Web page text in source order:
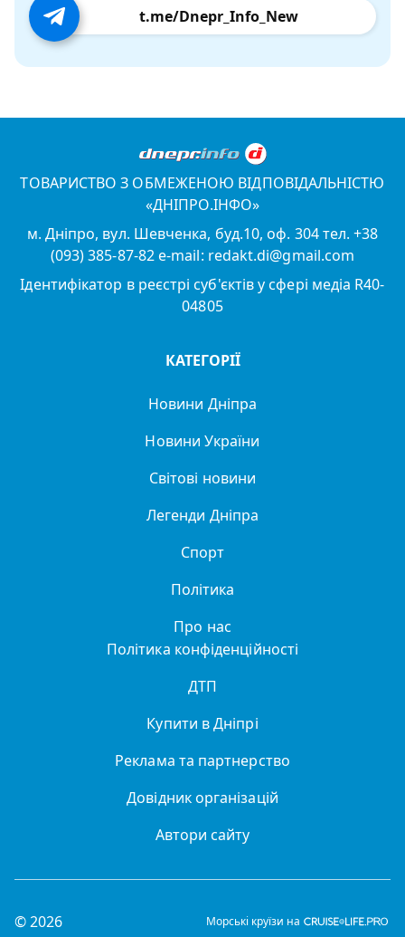
t.me/Dnepr_Info_New
ТОВАРИСТВО З ОБМЕЖЕНОЮ ВІДПОВІДАЛЬНІСТЮ
«ДНІПРО.ІНФО»
м. Дніпро, вул. Шевченка, буд.10, оф. 304 тел. +38
(093) 385-87-82 e-mail: redakt.di@gmail.com
Ідентифікатор в реєстрі суб'єктів у сфері медіа R40-
04805
КАТЕГОРІЇ
Новини Дніпра
Новини України
Світові новини
Легенди Дніпра
Спорт
Політика
Про нас
Політика конфіденційності
ДТП
Купити в Дніпрі
Реклама та партнерство
Довідник організацій
Автори сайту
© 2026 Морські круїзи на